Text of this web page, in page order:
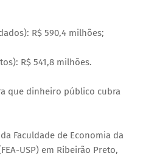
R$ 590,4 milhões;
R$ 541,8 milhões.
que dinheiro público cubra
Faculdade de Economia da
USP) em Ribeirão Preto,